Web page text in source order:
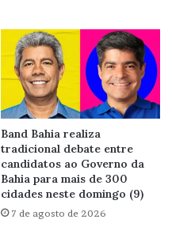
Band Bahia realiza
tradicional debate entre
candidatos ao Governo da
Bahia para mais de 300
cidades neste domingo (9)
7 de agosto de 2026